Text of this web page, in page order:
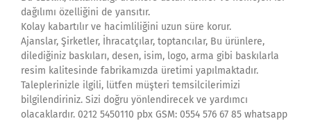
dağılımı özelliğini de yansıtır.
Kolay kabartılır ve hacimliliğini uzun süre korur.
Ajanslar, Şirketler, İhracatçılar, toptancılar, Bu ürünlere,
dilediğiniz baskıları, desen, isim, logo, arma gibi baskılarla
resim kalitesinde fabrikamızda üretimi yapılmaktadır.
Taleplerinizle ilgili, lütfen müşteri temsilcilerimizi
bilgilendiriniz. Sizi doğru yönlendirecek ve yardımcı
olacaklardır. 0212 5450110 pbx GSM: 0554 576 67 85 whatsapp